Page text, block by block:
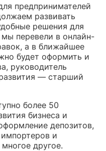
предпринимателей
развивать
решения для
перевели в онлайн-
а в ближайшее
будет оформить и
руководитель
— старший
более 50
бизнеса и
депозитов,
и
другое.